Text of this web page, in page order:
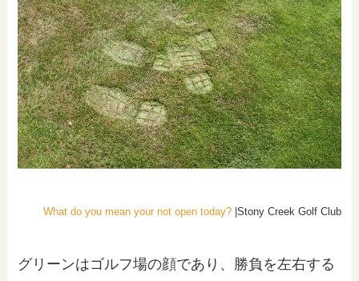
What do you mean your not open today?|Stony Creek Golf Club
グリーンはゴルフ場の顔であり、勝負を左右する